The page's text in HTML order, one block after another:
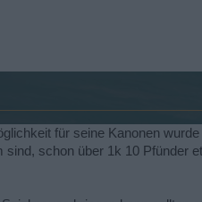
für seine Kanonen
schon über 1k 10 Pfünder